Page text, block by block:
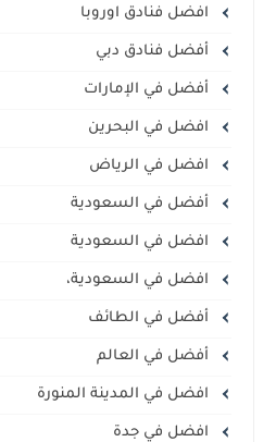
افضل فنادق اوروبا
أفضل فنادق دبي
أفضل في الإمارات
افضل في البحرين
افضل في الرياض
أفضل في السعودية
افضل في السعودية
افضل في السعودية،
أفضل في الطائف
أفضل في العالم
افضل في المدينة المنورة
افضل في جدة